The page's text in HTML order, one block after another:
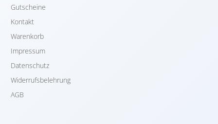
Gutscheine
Kontakt
Warenkorb
Impressum
Datenschutz
Widerrufsbelehrung
AGB